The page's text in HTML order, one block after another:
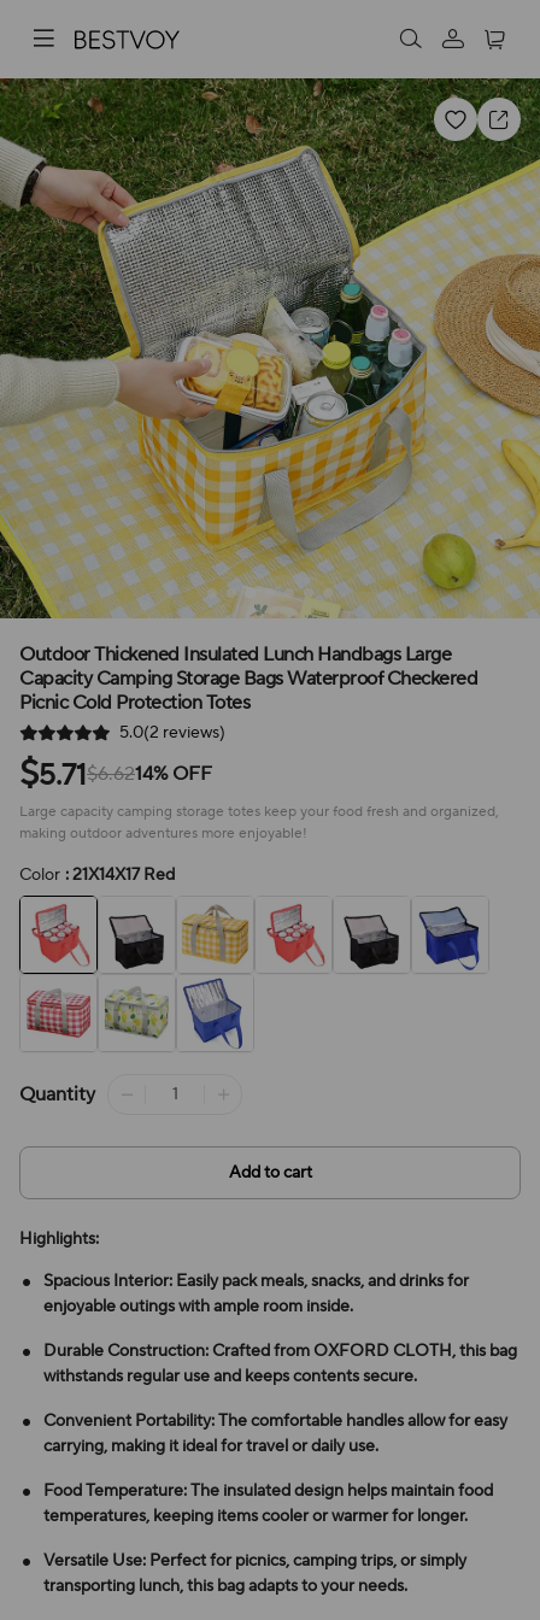
Outdoor Thickened Insulated Lunch Handbags Large
Capacity Camping Storage Bags Waterproof Checkered
Picnic Cold Protection Totes
5.0(2 reviews)
$5.71$6.6214% OFF
Large capacity camping storage totes keep your food fresh and organized,
making outdoor adventures more enjoyable!
Color : 21X14X17 Red
Quantity
Add to cart
Highlights:
Spacious Interior: Easily pack meals, snacks, and drinks for
enjoyable outings with ample room inside.
Durable Construction: Crafted from OXFORD CLOTH, this bag
withstands regular use and keeps contents secure.
Convenient Portability: The comfortable handles allow for easy
carrying, making it ideal for travel or daily use.
Food Temperature: The insulated design helps maintain food
temperatures, keeping items cooler or warmer for longer.
Versatile Use: Perfect for picnics, camping trips, or simply
transporting lunch, this bag adapts to your needs.